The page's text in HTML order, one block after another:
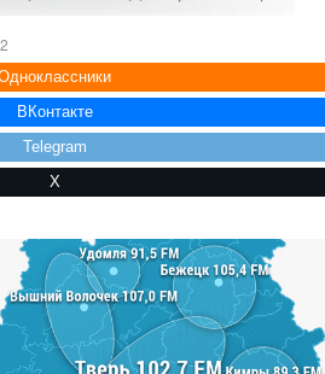
ВКонтакте
Telegram
X